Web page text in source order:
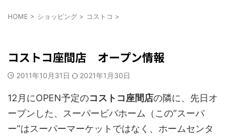
HOME > ショッピング > コストコ >
コストコ座間店 オープン情報
2011年10月31日 2021年1月30日
12月にOPEN予定のコストコ座間店の隣に、先日オ
ープンした、スーパービバホーム（この”スーパ
ー”はスーパーマーケットではなく、ホームセンタ